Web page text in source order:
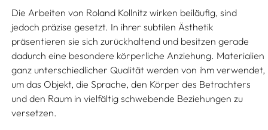
Die Arbeiten von Roland Kollnitz wirken beiläufig, sind
jedoch präzise gesetzt. In ihrer subtilen Ästhetik
präsentieren sie sich zurückhaltend und besitzen gerade
dadurch eine besondere körperliche Anziehung. Materialien
ganz unterschiedlicher Qualität werden von ihm verwendet,
um das Objekt, die Sprache, den Körper des Betrachters
und den Raum in vielfältig schwebende Beziehungen zu
versetzen.